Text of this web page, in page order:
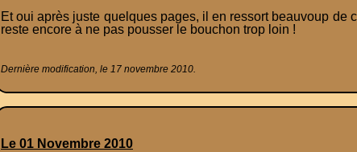
Et oui après juste quelques pages, il en ressort beauvoup
reste encore à ne pas pousser le bouchon trop loin !
Dernière modification, le 17 novembre 2010.
Le 01 Novembre 2010